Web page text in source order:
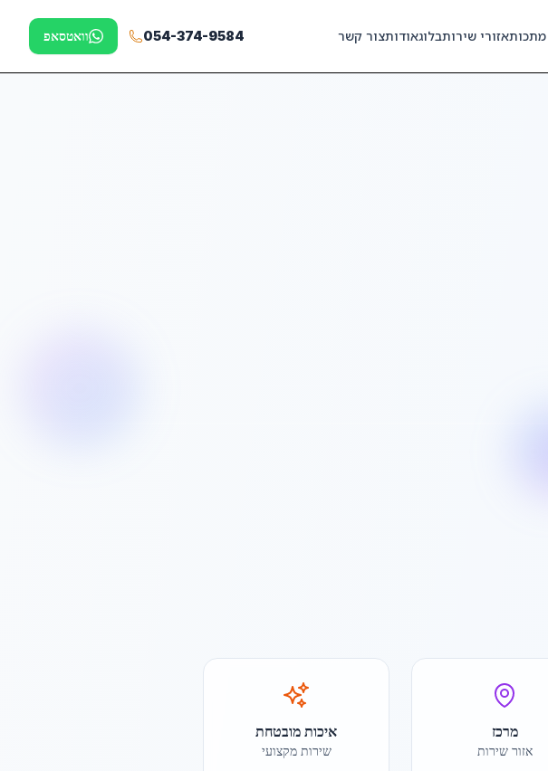
מתכותאזורי שירותבלוגאודותצור קשר 054-374-9584 וואטסאפ
מרכז
אזור שירות
איכות מובטחת
שירות מקצועי